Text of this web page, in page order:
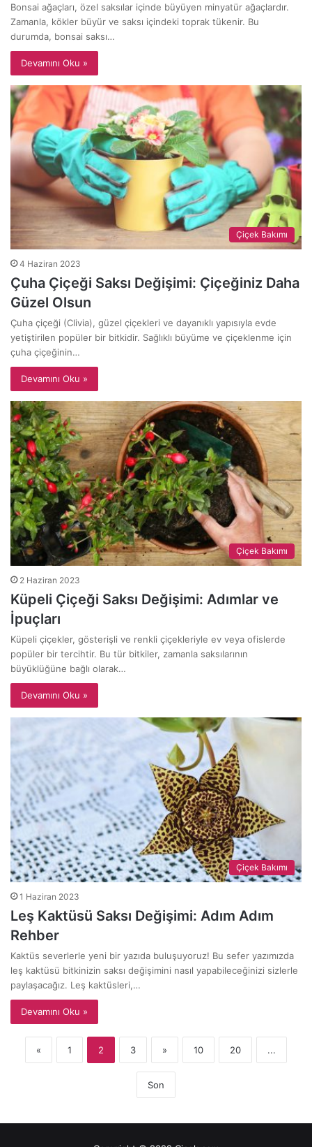
Bonsai ağaçları, özel saksılar içinde büyüyen minyatür ağaçlardır.
Zamanla, kökler büyür ve saksı içindeki toprak tükenir. Bu
durumda, bonsai saksı…
Devamını Oku »
Çiçek Bakımı
4 Haziran 2023
Çuha Çiçeği Saksı Değişimi: Çiçeğiniz Daha
Güzel Olsun
Çuha çiçeği (Clivia), güzel çiçekleri ve dayanıklı yapısıyla evde
yetiştirilen popüler bir bitkidir. Sağlıklı büyüme ve çiçeklenme için
çuha çiçeğinin…
Devamını Oku »
Çiçek Bakımı
2 Haziran 2023
Küpeli Çiçeği Saksı Değişimi: Adımlar ve
İpuçları
Küpeli çiçekler, gösterişli ve renkli çiçekleriyle ev veya ofislerde
popüler bir tercihtir. Bu tür bitkiler, zamanla saksılarının
büyüklüğüne bağlı olarak…
Devamını Oku »
Çiçek Bakımı
1 Haziran 2023
Leş Kaktüsü Saksı Değişimi: Adım Adım
Rehber
Kaktüs severlerle yeni bir yazıda buluşuyoruz! Bu sefer yazımızda
leş kaktüsü bitkinizin saksı değişimini nasıl yapabileceğinizi sizlerle
paylaşacağız. Leş kaktüsleri,…
Devamını Oku »
« 1 2 3 » 10 20 ...
Son